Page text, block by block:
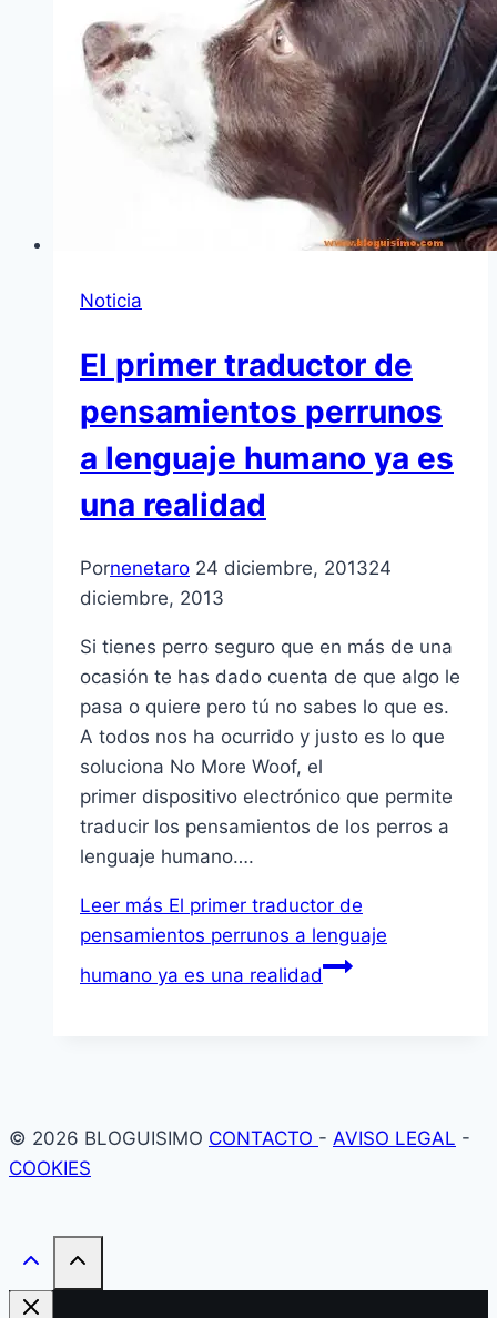
Noticia
El primer traductor de
pensamientos perrunos
a lenguaje humano ya es
una realidad
Pornenetaro 24 diciembre, 201324
diciembre, 2013
Si tienes perro seguro que en más de una
ocasión te has dado cuenta de que algo le
pasa o quiere pero tú no sabes lo que es.
A todos nos ha ocurrido y justo es lo que
soluciona No More Woof, el
primer dispositivo electrónico que permite
traducir los pensamientos de los perros a
lenguaje humano….
Leer más El primer traductor de
pensamientos perrunos a lenguaje
humano ya es una realidad
© 2026 BLOGUISIMO CONTACTO - AVISO LEGAL -
COOKIES